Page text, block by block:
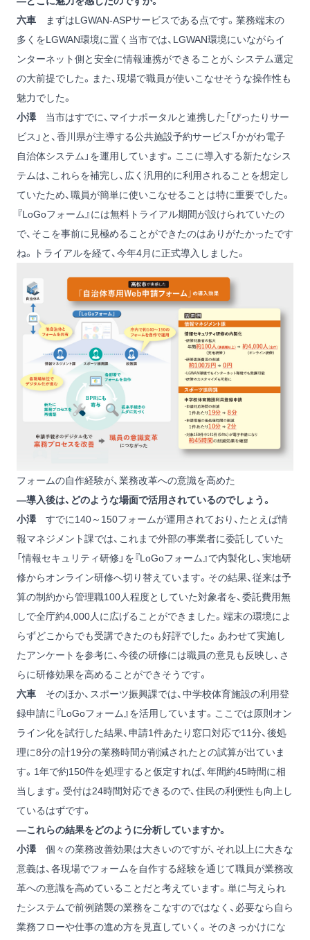
六車 まずはLGWAN-ASPサービスである点です。業務端末の
多くをLGWAN環境に置く当市では、LGWAN環境にいながらイ
ンターネット側と安全に情報連携ができることが、システム選定
の大前提でした。また、現場で職員が使いこなせそうな操作性も
魅力でした。
小澤当市はすでに、マイナポータルと連携した「ぴったりサー
ビス」と、香川県が主導する公共施設予約サービス「かがわ電子
自治体システム」を運用しています。ここに導入する新たなシス
テムは、これらを補完し、広く汎用的に利用されることを想定し
ていたため、職員が簡単に使いこなせることは特に重要でした。
『LoGoフォーム』には無料トライアル期間が設けられていたの
で、そこを事前に見極めることができたのはありがたかったです
ね。トライアルを経て、今年4月に正式導入しました。
フォームの自作経験が、業務改革への意識を高めた
―導入後は、どのような場面で活用されているのでしょう。
小澤すでに140～150フォームが運用されており、たとえば情
報マネジメント課では、これまで外部の事業者に委託していた
「情報セキュリティ研修」を『LoGoフォーム』で内製化し、実地研
修からオンライン研修へ切り替えています。その結果、従来は予
算の制約から管理職100人程度としていた対象者を、委託費用無
しで全庁約4,000人に広げることができました。端末の環境によ
らずどこからでも受講できたのも好評でした。あわせて実施し
たアンケートを参考に、今後の研修には職員の意見も反映し、さ
らに研修効果を高めることができそうです。
六車 そのほか、スポーツ振興課では、中学校体育施設の利用登
録申請に『LoGoフォーム』を活用しています。ここでは原則オン
ライン化を試行した結果、申請1件あたり窓口対応で11分、後処
理に8分の計19分の業務時間が削減されたとの試算が出ていま
す。1年で約150件を処理すると仮定すれば、年間約45時間に相
当します。受付は24時間対応できるので、住民の利便性も向上し
ているはずです。
―これらの結果をどのように分析していますか。
小澤個々の業務改善効果は大きいのですが、それ以上に大きな
意義は、各現場でフォームを自作する経験を通じて職員が業務改
革への意識を高めていることだと考えています。単に与えられ
たシステムで前例踏襲の業務をこなすのではなく、必要なら自ら
業務フローや仕事の進め方を見直していく。そのきっかけにな